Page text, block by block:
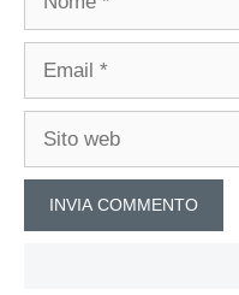
Email
Sito